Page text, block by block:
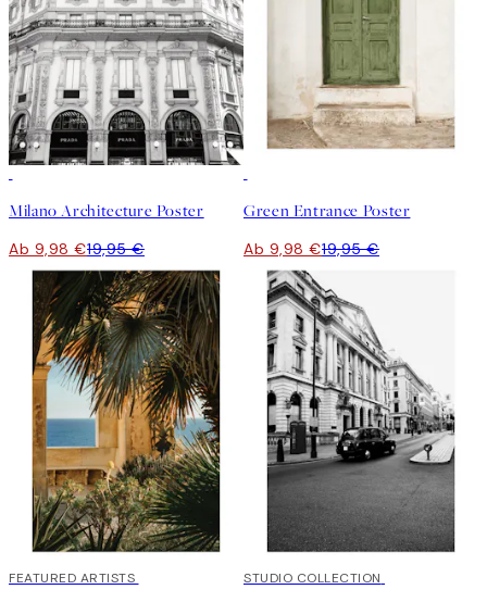
Milano Architecture Poster
Ab 9,98 €19,95 €
Green Entrance Poster
Ab 9,98 €19,95 €
40%*
FEATURED ARTISTS 50%*
STUDIO COLLECTION